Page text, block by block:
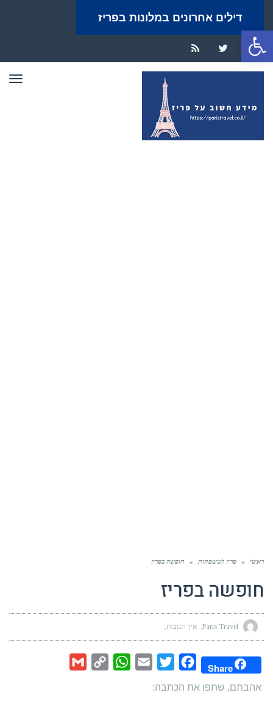
פתח סרגל נגישות
דילים אחרונים במלונות בפריז
Facebook
Twitter
RSS
ראשי » פריז למשפחות » חופשה בפריז
חופשה בפריז
אין תגובות
Share
Facebook
Twitter
Email
WhatsApp
Copy
אהבתם, שתפו את הכתבה: